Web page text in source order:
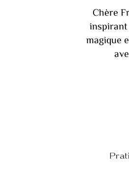
Chère
inspirant
magique